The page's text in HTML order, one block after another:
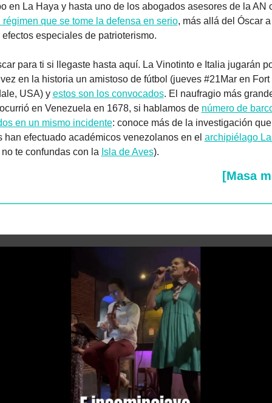
régimen que se tome la defensa en serio, más allá del Óscar a
especiales de patrioterismo.
para ti si llegaste hasta aquí. La Vinotinto e Italia jugarán
en la historia un amistoso de fútbol (jueves #21Mar en Fort
USA) y estos son los convocados. El naufragio más
en Venezuela en 1678, si hablamos de número de
en un mismo incidente: conoce más de la investigación
han efectuado académicos venezolanos en el archipiélago
te confundas con la Isla de Aves).
[Masa